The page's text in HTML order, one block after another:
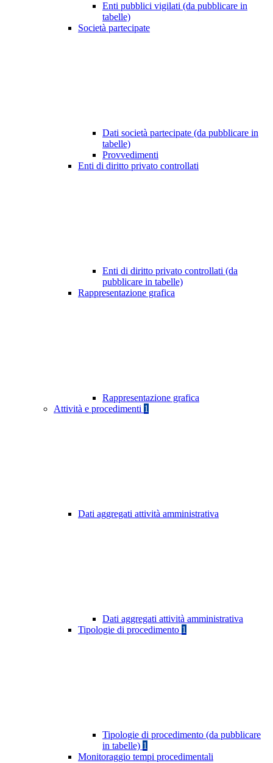
Enti pubblici vigilati (da pubblicare in
tabelle)
Società partecipate
Dati società partecipate (da pubblicare in
tabelle)
Provvedimenti
Enti di diritto privato controllati
Enti di diritto privato controllati (da
pubblicare in tabelle)
Rappresentazione grafica
Rappresentazione grafica
Attività e procedimenti 1
Dati aggregati attività amministrativa
Dati aggregati attività amministrativa
Tipologie di procedimento 1
Tipologie di procedimento (da pubblicare
in tabelle) 1
Monitoraggio tempi procedimentali